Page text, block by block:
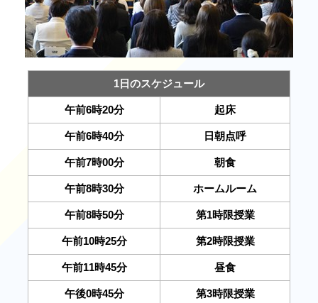
1日のスケジュール
午前6時20分 起床
午前6時40分 日朝点呼
午前7時00分 朝食
午前8時30分 ホームルーム
午前8時50分 第1時限授業
午前10時25分 第2時限授業
午前11時45分 昼食
午後0時45分 第3時限授業